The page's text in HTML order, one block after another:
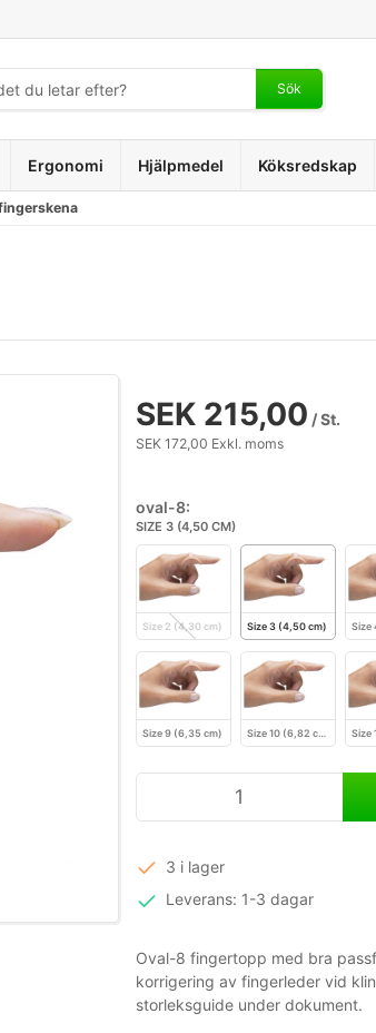
Sök
Ergonomi Hjälpmedel Köksredskap
SEK 215,00 / St.
SEK 172,00 Exkl. moms
oval-8:
SIZE 3 (4,50 CM)
Size 2 (4,30 cm) Size 3 (4,50 cm) Size
Size 9 (6,35 cm) Size 10 (6,82 cm) Size
3 i lager
Leverans: 1-3 dagar
Oval-8 fingertopp med bra
korrigering av fingerleder vid
storleksguide under dokument.